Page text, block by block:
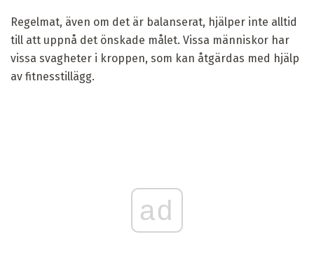
Regelmat, även om det är balanserat, hjälper inte alltid
till att uppnå det önskade målet. Vissa människor har
vissa svagheter i kroppen, som kan åtgärdas med hjälp
av fitnesstillägg.
ad